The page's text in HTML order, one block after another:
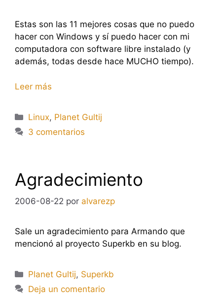
Estas son las 11 mejores cosas que no puedo
hacer con Windows y sí puedo hacer con mi
computadora con software libre instalado (y
además, todas desde hace MUCHO tiempo).
Leer más
Categorías
Linux, Planet Gultij
3 comentarios
Agradecimiento
2006-08-22 por alvarezp
Sale un agradecimiento para Armando que
mencionó al proyecto Superkb en su blog.
Categorías
Planet Gultij, Superkb
Deja un comentario